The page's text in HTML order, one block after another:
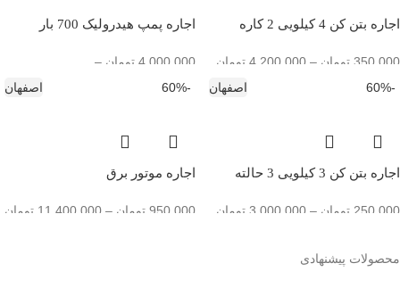
اجاره بتن کن 4 کیلویی 2 کاره
350,000 تومان –
4,200,000 تومان
اجاره پمپ هیدرولیک 700 بار
4,000,000 تومان –
25,000,000
-60% اصفهان
اجاره بتن کن 3 کیلویی 3 حالته
250,000 تومان –
3,000,000 تومان
-60% اصفهان
اجاره موتور برق
950,000 تومان –
11,400,000 تومان
محصولات پیشنهادی